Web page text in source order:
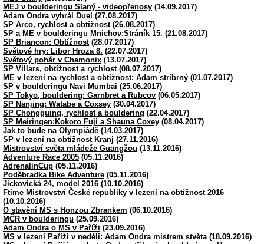
MEJ v boulderingu Slaný - videopřenosy (14.09.2017)
Adam Ondra vyhrál Duel (27.08.2017)
SP Arco, rychlost a obtížnost(26.08.2017)
SP a ME v boulderingu Mnichov:Stráník 15. (21.08.2017)
SP Briancon: Obtížnost(28.07.2017)
Světové hry: Libor Hroza 8. (22.07.2017)
Světový pohár v Chamonix (13.07.2017)
SP Villars, obtížnost a rychlost(08.07.2017)
ME v lezení na rychlost a obtížnost: Adam stríbrný (01.07.2017)
SP v boulderingu Navi Mumbai (25.06.2017)
SP Tokyo, bouldering: Garnbret a Rubcov (06.05.2017)
SP Nanjing: Watabe a Coxsey (30.04.2017)
SP Chongquing, rychlost a bouldering (22.04.2017)
SP Meiringen:Kokoro Fuji a Shauna Coxey (08.04.2017)
Jak to bude na Olympiádě (14.03.2017)
SP v lezení na obtížnost Kranj (27.11.2016)
Mistrovství světa mládeže Guangžou (13.11.2016)
Adventure Race 2005 (05.11.2016)
AdrenalinCup (05.11.2016)
Poděbradka Bike Adventure (05.11.2016)
Jickovická 24, model 2016 (10.10.2016)
Ftime Mistrovství České republiky v lezení na obtížnost 2016
(10.10.2016)
O stavění MS s Honzou Zbrankem (06.10.2016)
MČR v boulderingu (25.09.2016)
Adam Ondra o MS v Paříži (23.09.2016)
MS v lezení Paříži v neděli: Adam Ondra mistrem stvěta (18.09.2016)